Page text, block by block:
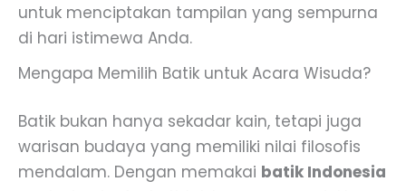
untuk menciptakan tampilan yang sempurna
di hari istimewa Anda.
Mengapa Memilih Batik untuk Acara Wisuda?
Batik bukan hanya sekadar kain, tetapi juga
warisan budaya yang memiliki nilai filosofis
mendalam. Dengan memakai batik Indonesia